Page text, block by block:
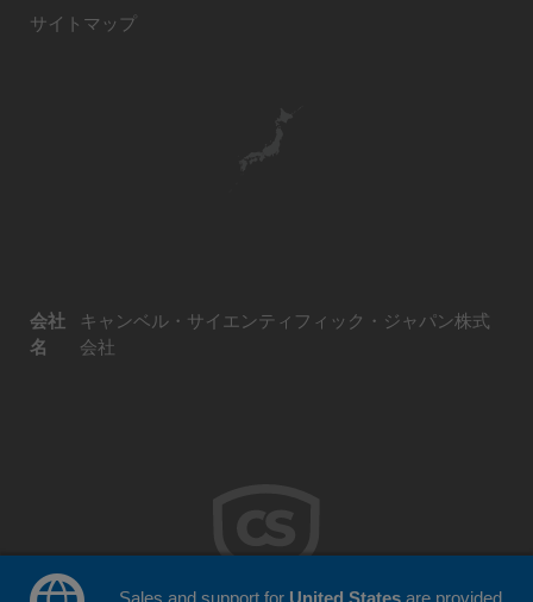
サイトマップ
会社
名
キャンベル・サイエンティフィック・ジャパン株式
会社
Sales and support for United Statesare provided